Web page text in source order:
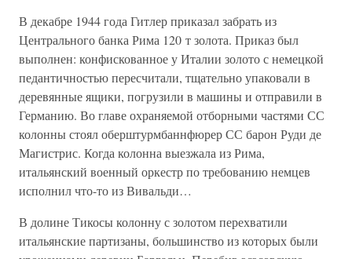
В декабре 1944 года Гитлер приказал забрать из
Центрального банка Рима 120 т золота. Приказ был
выполнен: конфискованное у Италии золото с немецкой
педантичностью пересчитали, тщательно упаковали в
деревянные ящики, погрузили в машины и отправили в
Германию. Во главе охраняемой отборными частями СС
колонны стоял оберштурмбаннфюрер СС барон Руди де
Магистрис. Когда колонна выезжала из Рима,
итальянский военный оркестр по требованию немцев
исполнил что-то из Вивальди…
В долине Тикосы колонну с золотом перехватили
итальянские партизаны, большинство из которых были